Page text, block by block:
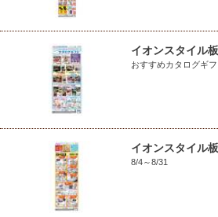
イオンスタイル
おすすめカタログギフ
イオンスタイル
8/4～8/31